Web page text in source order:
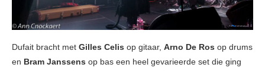
Dufait bracht met Gilles Celis op gitaar, Arno De Ros op drums
en Bram Janssens op bas een heel gevarieerde set die ging